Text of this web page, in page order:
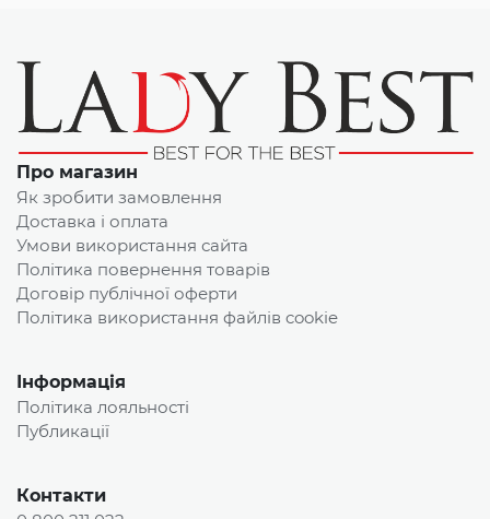
Про магазин
Як зробити замовлення
Доставка і оплата
Умови використання сайта
Політика повернення товарів
Договір публічної оферти
Політика використання файлів cookie
Інформація
Політика лояльності
Публикації
Контакти